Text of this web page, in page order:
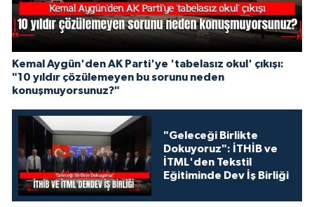
Kemal Aygün'den AK Parti'ye 'tabelasız okul' çıkışı:
"10 yıldır çözülemeyen bu sorunu neden
konuşmuyorsunuz?"
"Geleceği Birlikte
Dokuyoruz": İTHİB ve
İTML'den Tekstil
Eğitiminde Dev İş Birliği